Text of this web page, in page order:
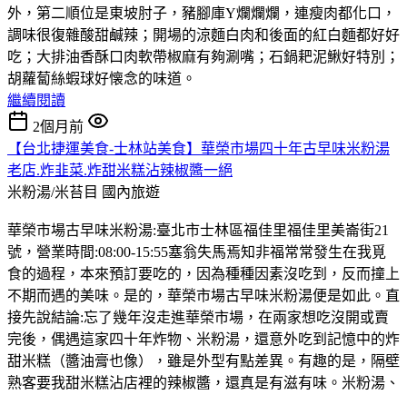
外，第二順位是東坡肘子，豬腳庫Y爛爛爛，連瘦肉都化口，
調味很復雜酸甜鹹辣；開場的涼麵白肉和後面的紅白麵都好好
吃；大排油香酥口肉軟帶椒麻有夠涮嘴；石鍋耙泥鰍好特別；
胡蘿蔔絲蝦球好懐念的味道。
繼續閱讀
2個月前
【台北捷運美食-士林站美食】華榮市場四十年古早味米粉湯
老店.炸韭菜.炸甜米糕沾辣椒醬一絕
米粉湯/米苔目 國內旅遊
華榮市場古早味米粉湯:臺北市士林區福佳里福佳里美崙街21
號，營業時間:08:00-15:55塞翁失馬焉知非福常常發生在我覓
食的過程，本來預訂要吃的，因為種種因素沒吃到，反而撞上
不期而遇的美味。是的，華榮市場古早味米粉湯便是如此。直
接先說結論:忘了幾年沒走進華榮市場，在兩家想吃沒開或賣
完後，偶遇這家四十年炸物、米粉湯，還意外吃到記憶中的炸
甜米糕（醬油膏也像），雖是外型有點差異。有趣的是，隔壁
熟客要我甜米糕沾店裡的辣椒醬，還真是有滋有味。米粉湯、